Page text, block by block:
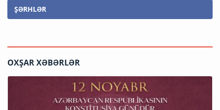
ŞƏRHLƏR
OXŞAR XƏBƏRLƏR